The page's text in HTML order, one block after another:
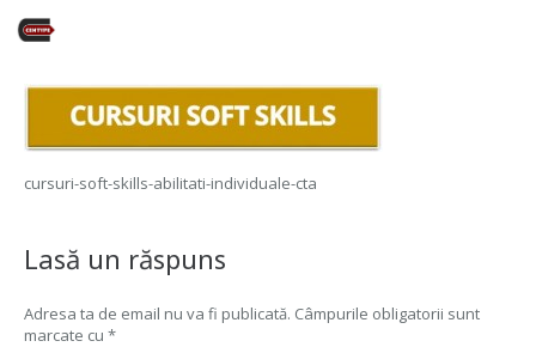
cursuri-soft-skills-abilitati-individuale-cta
Lasă un răspuns
Adresa ta de email nu va fi publicată. Câmpurile obligatorii sunt
marcate cu *